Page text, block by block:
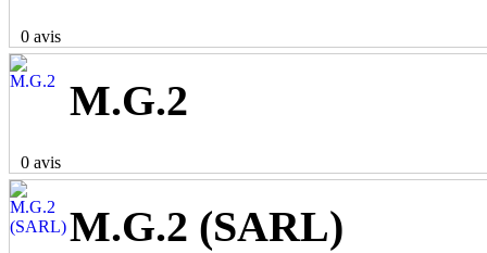
0 avis
M.G.2
0 avis
M.G.2 (SARL)